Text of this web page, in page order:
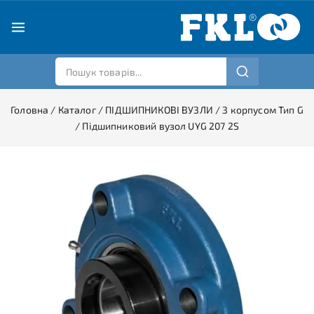
Головна / Каталог / ПІДШИПНИКОВІ ВУЗЛИ / З корпусом Тип G
/ Підшипниковий вузол UYG 207 2S